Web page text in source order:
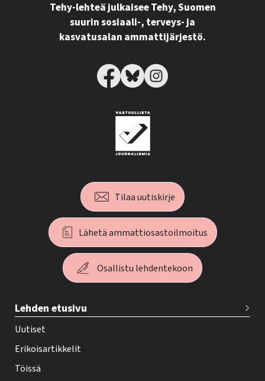
Tehy-lehteä julkaisee Tehy, Suomen
suurin sosiaali-, terveys- ja
kasvatusalan ammattijärjestö.
Tilaa uutiskirje
Lähetä ammattiosastoilmoitus
Osallistu lehdentekoon
e
h
y
-
Lehden etusivu
Uutiset
Erikoisartikkelit
Töissä